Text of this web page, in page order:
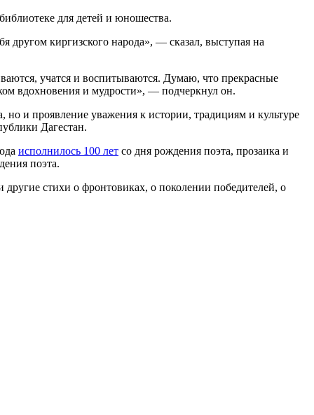
для детей и юношества.
другом киргизского народа», — сказал, выступая на
учатся и воспитываются. Думаю, что прекрасные
вдохновения и мудрости», — подчеркнул он.
но и проявление уважения к истории, традициям и культуре
Дагестан.
исполнилось 100 лет со дня рождения поэта, прозаика и
поэта.
стихи о фронтовиках, о поколении победителей, о